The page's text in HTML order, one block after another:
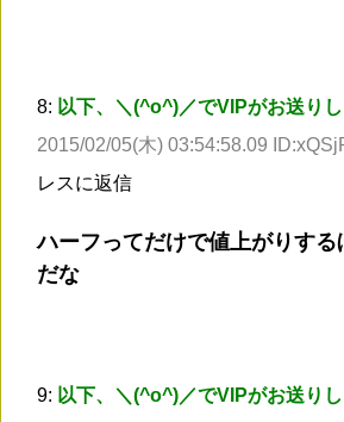
8: 以下、＼(^o^)／でVIPがお送り
2015/02/05(木) 03:54:58.09
レスに返信
ハーフってだけで値上がりす
だな
9: 以下、＼(^o^)／でVIPがお送り